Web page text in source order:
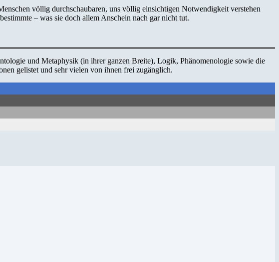
völlig durchschaubaren, uns völlig einsichtigen Notwendigkeit verstehen
– was sie doch allem Anschein nach gar nicht tut.
und Metaphysik (in ihrer ganzen Breite), Logik, Phänomenologie sowie die
gelistet und sehr vielen von ihnen frei zugänglich.